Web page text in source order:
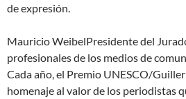
de expresión.
Mauricio WeibelPresidente del
profesionales de los medios de
Cada año, el Premio UNESCO/
homenaje al valor de los periodistas